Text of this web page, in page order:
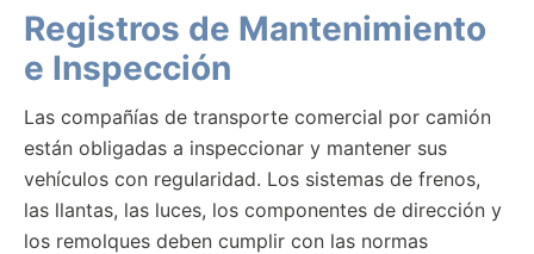
Registros de Mantenimiento
e Inspección
Las compañías de transporte comercial por camión
están obligadas a inspeccionar y mantener sus
vehículos con regularidad. Los sistemas de frenos,
las llantas, las luces, los componentes de dirección y
los remolques deben cumplir con las normas